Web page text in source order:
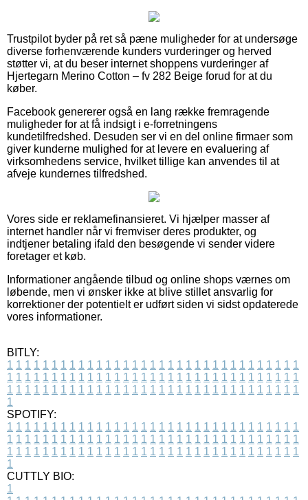
Trustpilot byder på ret så pæne muligheder for at undersøge
diverse forhenværende kunders vurderinger og herved
støtter vi, at du beser internet shoppens vurderinger af
Hjertegarn Merino Cotton – fv 282 Beige forud for at du
køber.
Facebook genererer også en lang række fremragende
muligheder for at få indsigt i e-forretningens
kundetilfredshed. Desuden ser vi en del online firmaer som
giver kunderne mulighed for at levere en evaluering af
virksomhedens service, hvilket tillige kan anvendes til at
afveje kundernes tilfredshed.
Vores side er reklamefinansieret. Vi hjælper masser af
internet handler når vi fremviser deres produkter, og
indtjener betaling ifald den besøgende vi sender videre
foretager et køb.
Informationer angående tilbud og online shops værnes om
løbende, men vi ønsker ikke at blive stillet ansvarlig for
korrektioner der potentielt er udført siden vi sidst opdaterede
vores informationer.
BITLY:
1 1 1 1 1 1 1 1 1 1 1 1 1 1 1 1 1 1 1 1 1 1 1 1 1 1 1 1 1 1 1 1 1
1 1 1 1 1 1 1 1 1 1 1 1 1 1 1 1 1 1 1 1 1 1 1 1 1 1 1 1 1 1 1 1 1
1 1 1 1 1 1 1 1 1 1 1 1 1 1 1 1 1 1 1 1 1 1 1 1 1 1 1 1 1 1 1 1 1
1
SPOTIFY:
1 1 1 1 1 1 1 1 1 1 1 1 1 1 1 1 1 1 1 1 1 1 1 1 1 1 1 1 1 1 1 1 1
1 1 1 1 1 1 1 1 1 1 1 1 1 1 1 1 1 1 1 1 1 1 1 1 1 1 1 1 1 1 1 1 1
1 1 1 1 1 1 1 1 1 1 1 1 1 1 1 1 1 1 1 1 1 1 1 1 1 1 1 1 1 1 1 1 1
1
CUTTLY BIO:
1